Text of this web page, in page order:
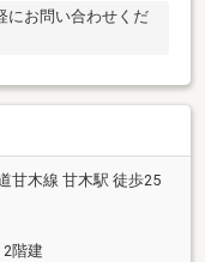
にお問い合わせくだ
甘木線 甘木駅 徒歩25
階建